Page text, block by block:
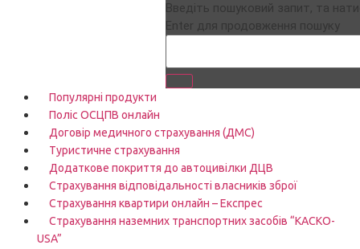
Введіть пошуковий запит, та
Enter для продовження пошуку
Популярні продукти
Поліс ОСЦПВ онлайн
Договір медичного страхування (ДМС)
Туристичне страхування
Додаткове покриття до автоцивілки ДЦВ
Страхування відповідальності власників зброї
Страхування квартири онлайн – Експрес
Страхування наземних транспортних засобів “КАСКО-
USA”